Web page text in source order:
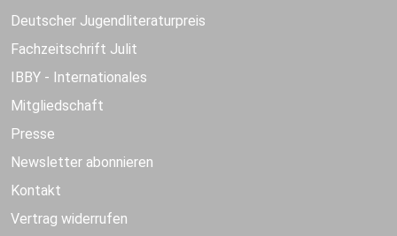
Deutscher Jugendliteraturpreis
Fachzeitschrift Julit
IBBY - Internationales
Mitgliedschaft
Presse
Newsletter abonnieren
Kontakt
Vertrag widerrufen